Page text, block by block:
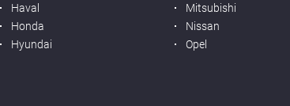
Haval
Honda
Hyundai
Mitsubishi
Nissan
Opel